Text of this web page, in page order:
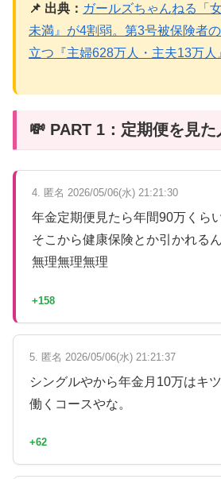
📌 出典： ガールズちゃんねる「
未満』が4割弱。第3号被保険者
立つ『主婦628万人・主夫13万人
💸 PART 1：定期便を見た
4. 匿名 2026/05/06(水) 21:21:30
年金定期便見たら年間90万くら
そこから健康保険とか引かれる
無理無理無理
+158
5. 匿名 2026/05/06(水) 21:21:37
シングルやから年金月10万はキ
働くコースやな。
+62